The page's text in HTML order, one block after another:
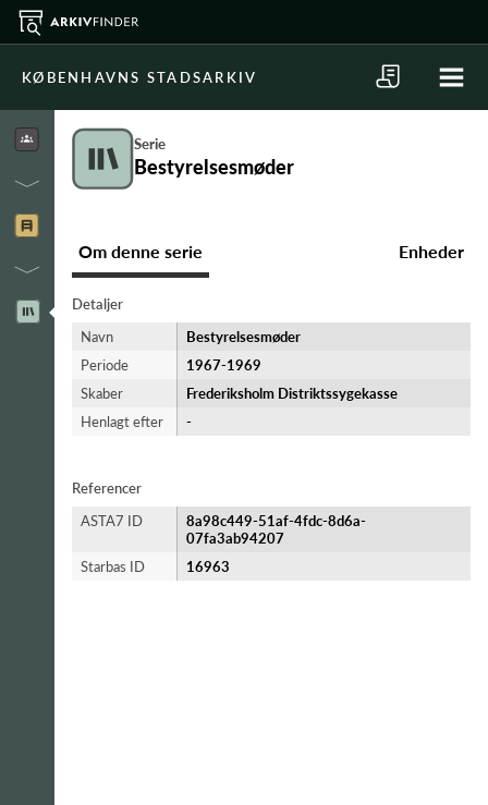
KØBENHAVNS STADSARKIV
Serie
Bestyrelsesmøder
Om denne serie Enheder
Detaljer
Navn
Bestyrelsesmøder
Periode
1967-​1969
Skaber
Frederiksholm Distriktssygekasse
Henlagt efter
-
Referencer
ASTA7 ID
8a98c449-51af-4fdc-8d6a-
07fa3ab94207
Starbas ID
16963